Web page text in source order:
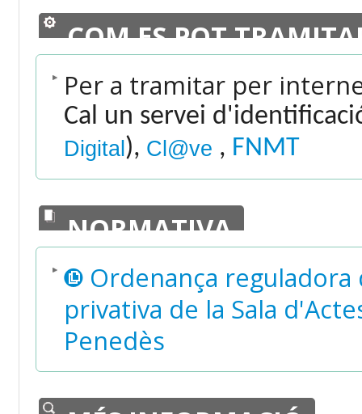
COM ES POT
Per a tramitar per
Cal un servei
Digital), Cl@ve , FNMT
NORMATIVA
Ordenança
privativa de la Sala
Penedès